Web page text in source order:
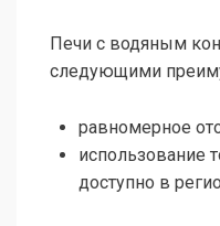
Печи с водяным
следующими
равномерное
использование
доступно в